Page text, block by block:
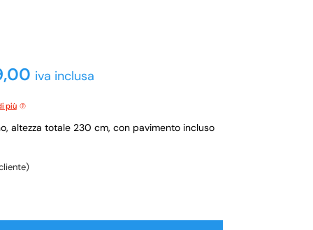
iva inclusa
più
altezza totale 230 cm, con pavimento incluso